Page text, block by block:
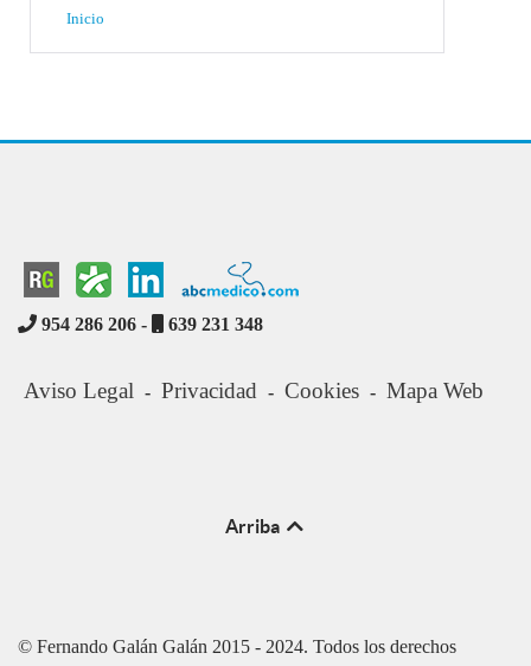
Inicio
954 286 206 - 639 231 348
Aviso Legal - Privacidad - Cookies - Mapa Web
Arriba
© Fernando Galán Galán 2015 - 2024. Todos los derechos